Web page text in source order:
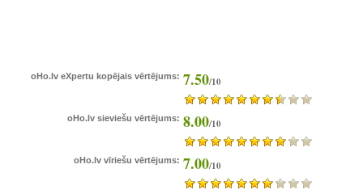
oHo.lv eXpertu kopējais vērtējums: 7.50/10
oHo.lv sieviešu vērtējums: 8.00/10
oHo.lv vīriešu vērtējums: 7.00/10